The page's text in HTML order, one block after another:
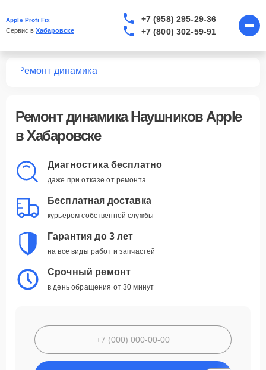
Apple Profi Fix
Сервис в Хабаровске
+7 (958) 295-29-36
+7 (800) 302-59-91
Ремонт динамика
Ремонт динамика Наушников Apple
в Хабаровске
Диагностика бесплатно
даже при отказе от ремонта
Бесплатная доставка
курьером собственной службы
Гарантия до 3 лет
на все виды работ и запчастей
Срочный ремонт
в день обращения от 30 минут